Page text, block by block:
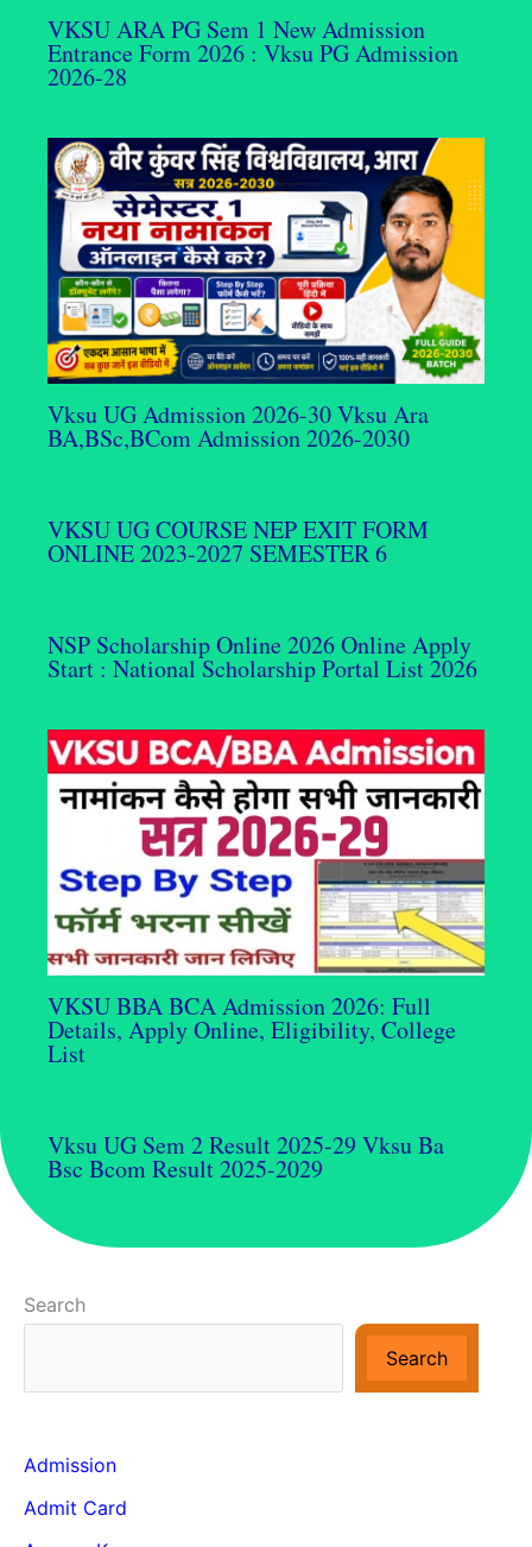
VKSU ARA PG Sem 1 New Admission
Entrance Form 2026 : Vksu PG Admission
2026-28
Vksu UG Admission 2026-30 Vksu Ara
BA,BSc,BCom Admission 2026-2030
VKSU UG COURSE NEP EXIT FORM
ONLINE 2023-2027 SEMESTER 6
NSP Scholarship Online 2026 Online Apply
Start : National Scholarship Portal List 2026
VKSU BBA BCA Admission 2026: Full
Details, Apply Online, Eligibility, College
List
Vksu UG Sem 2 Result 2025-29 Vksu Ba
Bsc Bcom Result 2025-2029
Search
Search
Admission
Admit Card